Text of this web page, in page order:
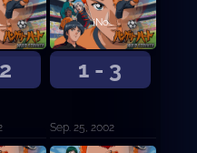
1 - 3
¡No voy a perder!
Sep. 25, 2002